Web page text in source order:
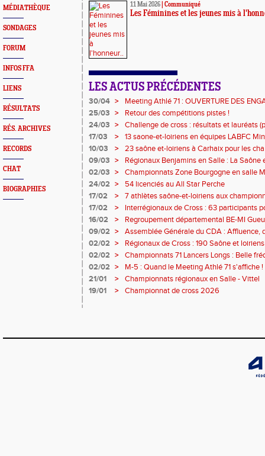
MÉDIATHÈQUE
SONDAGES
FORUM
INFOS FFA
LIENS
RÉSULTATS
RÉS. ARCHIVES
RECORDS
CHAT
BIOGRAPHIES
11 Mai 2026 Communiqué
Les Féminines et les jeunes mis à
LES ACTUS PRÉCÉDENTES
30/04 >
Meeting Athlé 71 : OUVERTURE DES
25/03 >
Retour des compétitions pistes !
24/03 >
Challenge de cross : résultats et lauréats
17/03
>
13 saone-et-loiriens en équipes LABFC
couleurs de la Ligue à Metz
10/03 >
23 saône et-loiriens à Carhaix pour les
Cross !
09/03 >
Régionaux Benjamins en Salle : La Saône
l'affiche !
02/03 >
Championnats Zone Bourgogne en salle
médailles pour les athlètes du 71 !
24/02 >
54 licenciés au All Star Perche
17/02
>
7 athlètes saône-et-loiriens aux
pour Céline BESSE !
17/02 >
Interrégionaux de Cross : 63 participants
- 3 podiums et 21 qualifiés !
16/02 >
Regroupement départemental BE-MI
plein !
09/02 >
Assemblée Générale du CDA : Affluence,
RDV !
02/02 >
Régionaux de Cross : 190 Saône et
02/02 >
Championnats 71 Lancers Longs : Belle
performances au RDV ce samedi à
02/02 >
M-5 : Quand le Meeting Athlé 71 s'affiche !
21/01
>
Championnats régionaux en Salle - Vittel
19/01
> Championnat de cross 2026